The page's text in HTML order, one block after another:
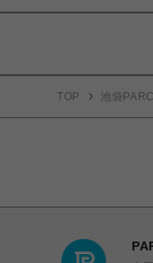
TOP 池袋